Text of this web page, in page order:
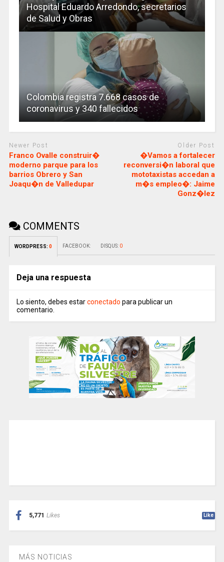
Hospital Eduardo Arredondo, secretarios
de Salud y Obras
Colombia registra 7.668 casos de
coronavirus y 340 fallecidos
Newer Post
Franco Ovalle construir�
moderno parque para los
barrios Obrero y San
Joaqu�n de Valledupar
Older Post
�Vamos a fortalecer
reconversi�n laboral que
mototaxistas accedan a
m�s empleo�: Jaime
Gonz�lez
COMMENTS
WORDPRESS: 0 FACEBOOK: DISQUS: 0
Deja una respuesta
Lo siento, debes estarconectado para publicar un
comentario.
5,771 Likes Like
MÁS NOTICIAS